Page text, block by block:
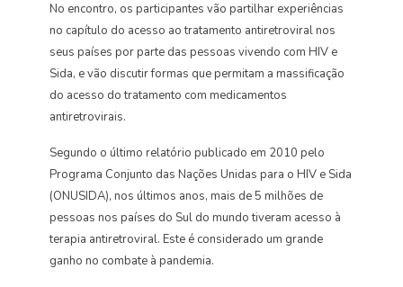
No encontro, os participantes vão partilhar experiências
no capítulo do acesso ao tratamento antiretroviral nos
seus países por parte das pessoas vivendo com HIV e
Sida, e vão discutir formas que permitam a massificação
do acesso do tratamento com medicamentos
antiretrovirais.
Segundo o último relatório publicado em 2010 pelo
Programa Conjunto das Nações Unidas para o HIV e Sida
(ONUSIDA), nos últimos anos, mais de 5 milhões de
pessoas nos países do Sul do mundo tiveram acesso à
terapia antiretroviral. Este é considerado um grande
ganho no combate à pandemia.